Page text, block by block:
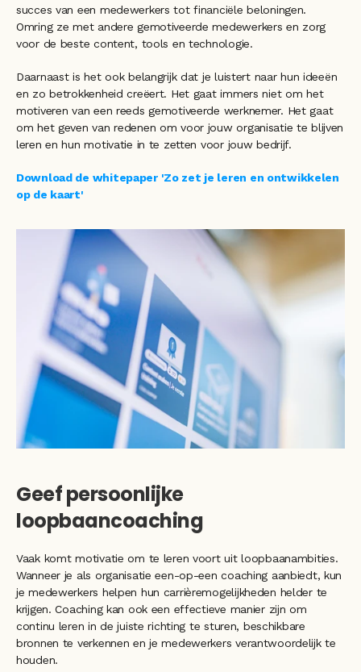
succes van een medewerkers tot financiële beloningen.
Omring ze met andere gemotiveerde medewerkers en zorg
voor de beste content, tools en technologie.
Daarnaast is het ook belangrijk dat je luistert naar hun ideeën
en zo betrokkenheid creëert. Het gaat immers niet om het
motiveren van een reeds gemotiveerde werknemer. Het gaat
om het geven van redenen om voor jouw organisatie te blijven
leren en hun motivatie in te zetten voor jouw bedrijf.
Download de whitepaper 'Zo zet je leren en ontwikkelen
op de kaart'
Geef persoonlijke
loopbaancoaching
Vaak komt motivatie om te leren voort uit loopbaanambities.
Wanneer je als organisatie een-op-een coaching aanbiedt, kun
je medewerkers helpen hun carrièremogelijkheden helder te
krijgen. Coaching kan ook een effectieve manier zijn om
continu leren in de juiste richting te sturen, beschikbare
bronnen te verkennen en je medewerkers verantwoordelijk te
houden.